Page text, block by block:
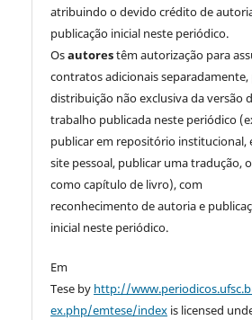
atribuindo o devido crédito de
publicação inicial neste periódico.
Osautorestêm autorização para
contratos adicionais separadamente,
distribuição não exclusiva da versão
trabalho publicada neste periódico
publicar em repositório institucional,
site pessoal, publicar uma tradução,
como capítulo de livro), com
reconhecimento de autoria e
inicial neste periódico.
Em
Tese by http://
ex.php/emtese/index is licensed